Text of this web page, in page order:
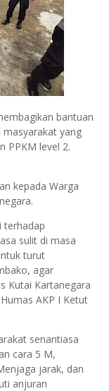
bantuan
masyarakat yang
PPKM level 2.
kepada Warga
terhadap
sulit di masa
turut
agar
Kutai Kartanegara
AKP I Ketut
senantiasa
cara 5 M,
jarak, dan
anjuran